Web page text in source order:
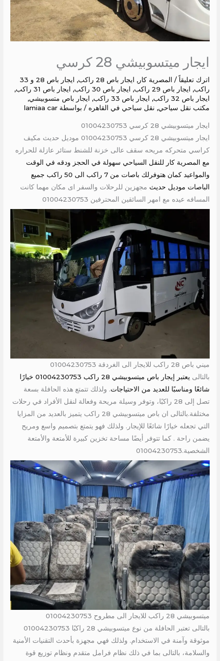
ايجار ميتسوبيشي 28 كرسي
اترك تعليقاً / المصرية كار, ايجار باص 28 راكب ,
ايجار باص 28 و 33
راكب, ايجار باص 29 راكب , ايجار باص 30 راكب , ايجار باص 31 راكب
,
ايجار باص 32 راكب
, ايجار باص 33 راكب , ايجار باص متسوبيشي,
مكتب نقل سياحي, نقل سياحي في القاهره / بواسطة lamiaa car
ايجار ميتسوبيشي 28 كرسي 01004230753
ايجار ميتسوبيشي 28 كرسي 01004230753 موديل حديث مكيف
كراسي متحركه مريحه سقف عالى خزنة للشنط ستائر عازلة للحراره
مع المصرية كار للنقل السياحي سهولة في الحجز ودقه في الوقت
والمواعيد كمان هتوفرلك باصات من 7 راكب الى 50 راكب جميع
الباصات موديل حديث مجهزين للرحلات والسفر اى مكان مهما كانت
المسافه عيده مع امهر السائقين المحترفين 01004230753
ميني باص 28 راكب للايجار الى الغردقة 01004230753
بالتالى
يعتبر إيجار باص ميتسوبيشي 28 راكب 01004230753 خيارًا
شائعًا ومناسبًا للعديد من الاحتياجات. ولذلك تتمتع هذه الحافلة بسعة
تصل إلى 28 راكبًا، وتوفر وسيلة مريحة وفعالة لنقل الأفراد في رحلات
مختلفة.بالتالى ان باص ميتسوبيشي 28 راكب يتميز بالعديد من المزايا
التي تجعله خيارًا شائعًا للإيجار. ولذلك فهو يتمتع بتصميم واسع ومريح
يضمن راحة . كما تتوفر أيضًا مساحة تخزين كبيرة للأمتعة والأمتعة
الشخصية.01004230753
ميتسوبيشي 28 راكب للايجار الى مطروح 01004230753
بالتالى تعتبر الحافلة من نوع ميتسوبيشي 28 راكبًا 01004230753
موثوقة وآمنة في الاستخدام. ولذلك فهي مجهزة بأحدث التقنيات الأمنية
والسلامة، بالتالى بما في ذلك نظام فرامل متقدم ونظام توزيع قوة